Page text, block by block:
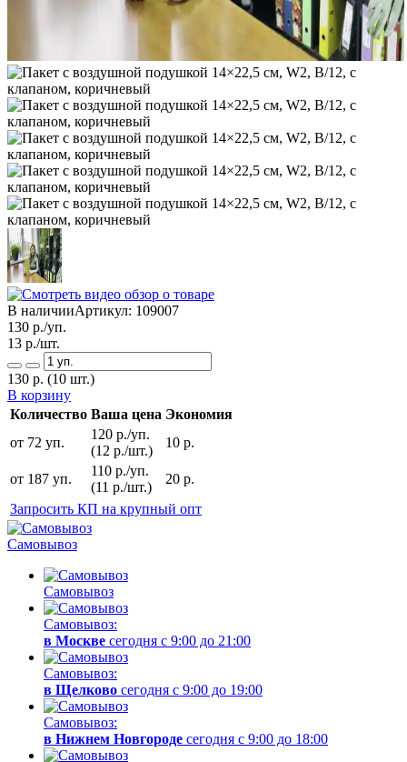
В наличииАртикул: 109007
130 р./уп.
13 р./шт.
130 р. (10 шт.)
В корзину
Количество Ваша цена Экономия
от 72 уп.
120 р./уп.
(12 р./шт.)
10 р.
от 187 уп.
110 р./уп.
(11 р./шт.)
20 р.
Запросить КП на крупный опт
Самовывоз
Самовывоз
Самовывоз:
в Москве сегодня с 9:00 до 21:00
Самовывоз:
в Щелково сегодня с 9:00 до 19:00
Самовывоз:
в Нижнем Новгороде сегодня с 9:00 до 18:00